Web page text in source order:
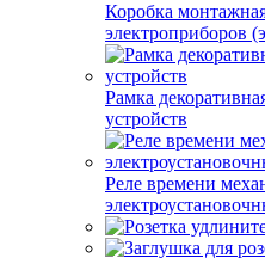
Коробка
электроприборов
Рамка
устройств
Реле времени